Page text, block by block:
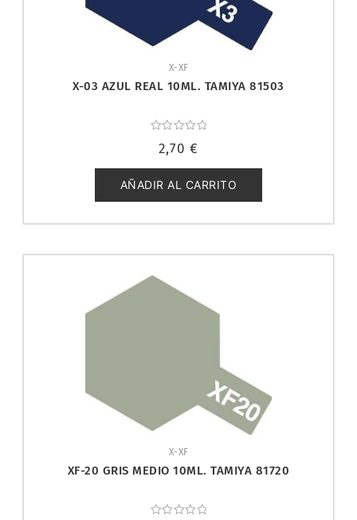
X-XF
X-03 AZUL REAL 10ML. TAMIYA 81503
con
de
5
2,70 €
AÑADIR AL CARRITO
X-XF
XF-20 GRIS MEDIO 10ML. TAMIYA 81720